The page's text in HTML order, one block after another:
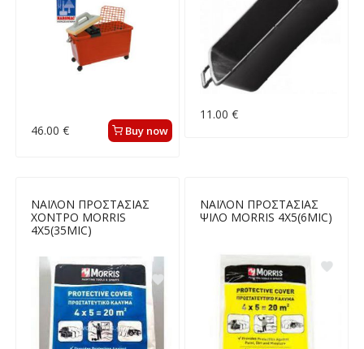
46.00 € Buy now
11.00 €
ΝΑΪΛΟΝ ΠΡΟΣΤΑΣΙΑΣ
ΧΟΝΤΡΟ MORRIS
4Χ5(35MIC)
ΝΑΪΛΟΝ ΠΡΟΣΤΑΣΙΑΣ
ΨΙΛΟ MORRIS 4Χ5(6MIC)